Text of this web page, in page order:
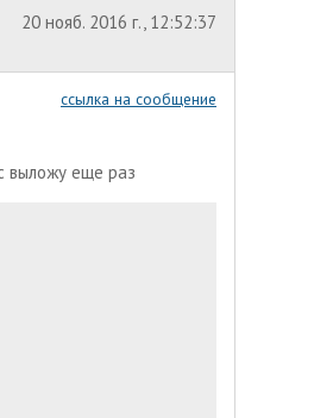
20 нояб. 2016 г., 12:52:37
ссылка на сообщение
выложу еще раз